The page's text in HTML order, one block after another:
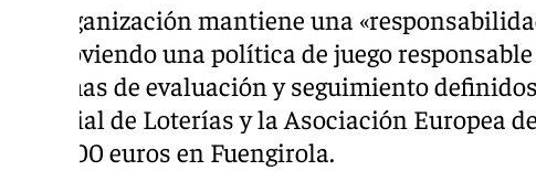
La Organización mantiene una
promoviendo una política de juego
sistemas de evaluación y seguimiento
Mundial de Loterías y la Asociación Europea
500.000 euros en Fuengirola.